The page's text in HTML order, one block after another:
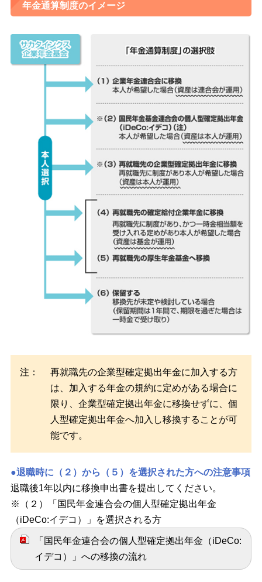
年金通算制度のイメージ
注：
再就職先の企業型確定拠出年金に加入する方
は、加入する年金の規約に定めがある場合に
限り、企業型確定拠出年金に移換せずに、個
人型確定拠出年金へ加入し移換することが可
能です。
●退職時に（２）から（５）を選択された方への注意事項
退職後1年以内に移換申出書を提出してください。
※（２）「国民年金連合会の個人型確定拠出年金
（iDeCo:イデコ）」を選択される方
「国民年金連合会の個人型確定拠出年金（iDeCo:
イデコ）」への移換の流れ